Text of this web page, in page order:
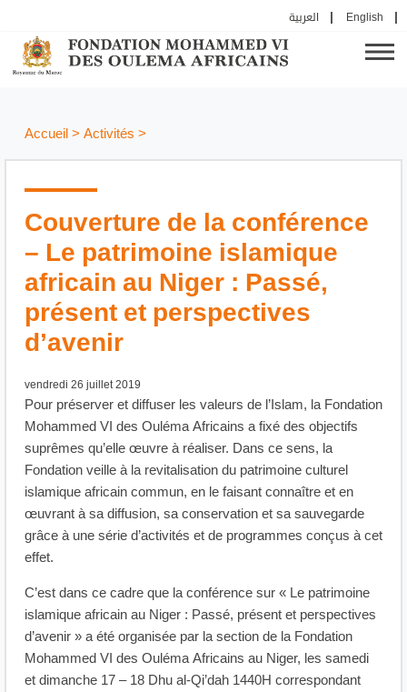
العربية English
Accueil> Activités >
Couverture de la conférence
– Le patrimoine islamique
africain au Niger : Passé,
présent et perspectives
d’avenir
vendredi 26 juillet 2019
Pour préserver et diffuser les valeurs de l’Islam, la Fondation
Mohammed VI des Ouléma Africains a fixé des objectifs
suprêmes qu’elle œuvre à réaliser. Dans ce sens, la
Fondation veille à la revitalisation du patrimoine culturel
islamique africain commun, en le faisant connaître et en
œuvrant à sa diffusion, sa conservation et sa sauvegarde
grâce à une série d’activités et de programmes conçus à cet
effet.
C’est dans ce cadre que la conférence sur « Le patrimoine
islamique africain au Niger : Passé, présent et perspectives
d’avenir » a été organisée par la section de la Fondation
Mohammed VI des Ouléma Africains au Niger, les samedi
et dimanche 17 – 18 Dhu al-Qi’dah 1440H correspondant